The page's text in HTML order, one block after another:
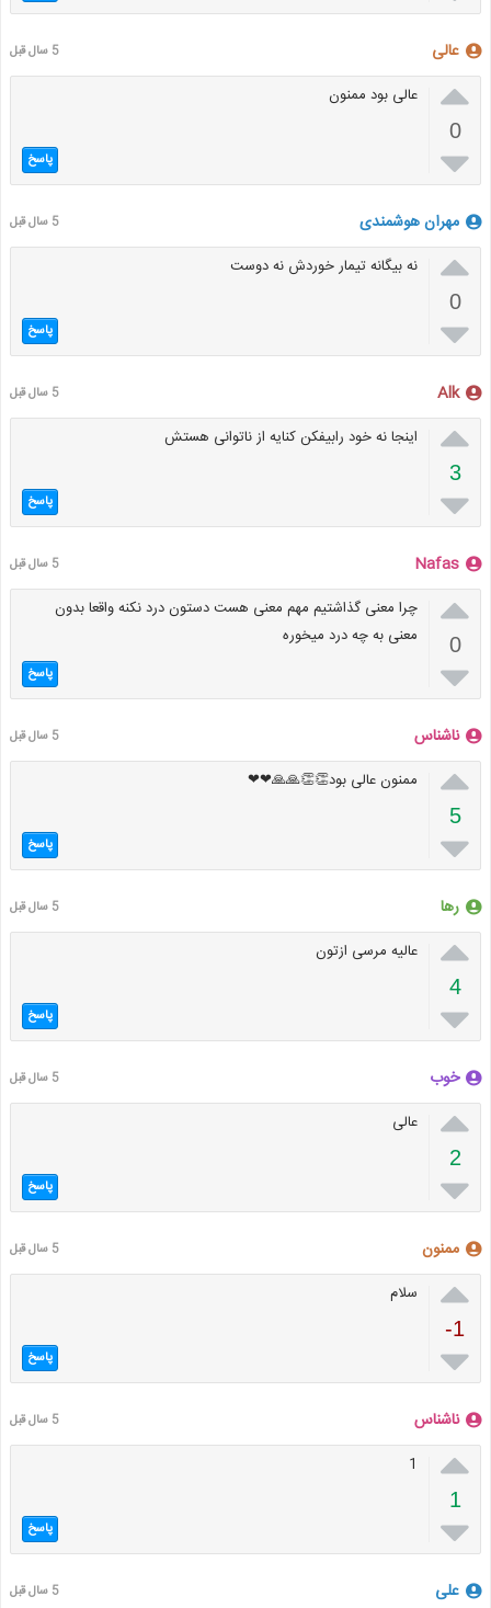
عالی 5 سال قبل

0

عالی بود ممنون
پاسخ
مهران هوشمندی 5 سال قبل

0

نه بیگانه تیمار خوردش نه دوست
پاسخ
Alk 5 سال قبل

3

اینجا نه خود رابیفکن کنایه از ناتوانی هستش
پاسخ
Nafas 5 سال قبل

0

چرا معنی گذاشتیم مهم معنی هست دستون درد نکنه واقعا بدون
معنی به چه درد میخوره
پاسخ
ناشناس 5 سال قبل

5

ممنون عالی بود👏👏🙏🙏❤❤
پاسخ
رها 5 سال قبل

4

عالیه مرسی ازتون
پاسخ
خوب 5 سال قبل

2

عالی
پاسخ
ممنون 5 سال قبل

-1

سلام
پاسخ
ناشناس 5 سال قبل

1

1
پاسخ
علی 5 سال قبل